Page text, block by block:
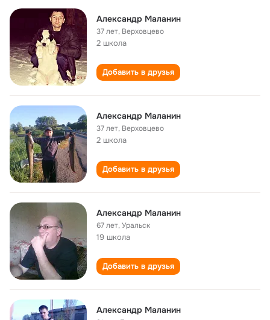
Александр Маланин
37 лет, Верховцево
2 школа
Добавить в друзья
Александр Маланин
37 лет, Верховцево
2 школа
Добавить в друзья
Александр Маланин
67 лет,Уральск
19 школа
Добавить в друзья
Александр Маланин